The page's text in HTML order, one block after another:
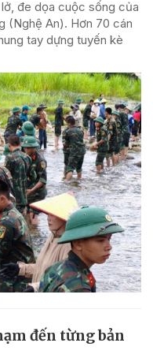
đe dọa cuộc sống của
(Nghệ An). Hơn 70 cán
tay dựng tuyến kè
đến từng bản